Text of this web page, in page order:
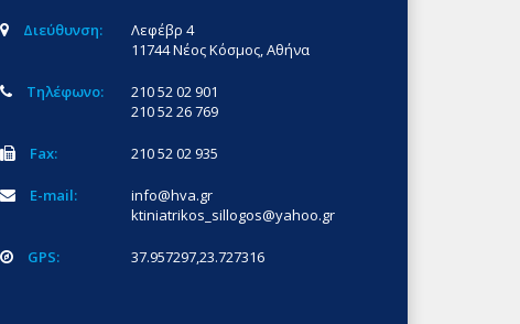
Διεύθυνση:
Λεφέβρ 4
11744 Νέος Κόσμος, Αθήνα
Τηλέφωνο:
210 52 02 901
210 52 26 769
Fax: 210 52 02 935
E-mail:
info@hva.gr
ktiniatrikos_sillogos@yahoo.gr
GPS: 37.957297,23.727316